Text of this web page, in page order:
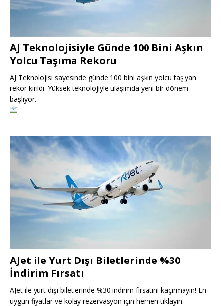
AJ Teknolojisiyle Günde 100 Bini Aşkın
Yolcu Taşıma Rekoru
AJ Teknolojisi sayesinde günde 100 bini aşkın yolcu taşıyan
rekor kırıldı. Yüksek teknolojiyle ulaşımda yeni bir dönem
başlıyor.
AJet ile Yurt Dışı Biletlerinde %30
İndirim Fırsatı
AJet ile yurt dışı biletlerinde %30 indirim fırsatını kaçırmayın! En
uygun fiyatlar ve kolay rezervasyon için hemen tıklayın.